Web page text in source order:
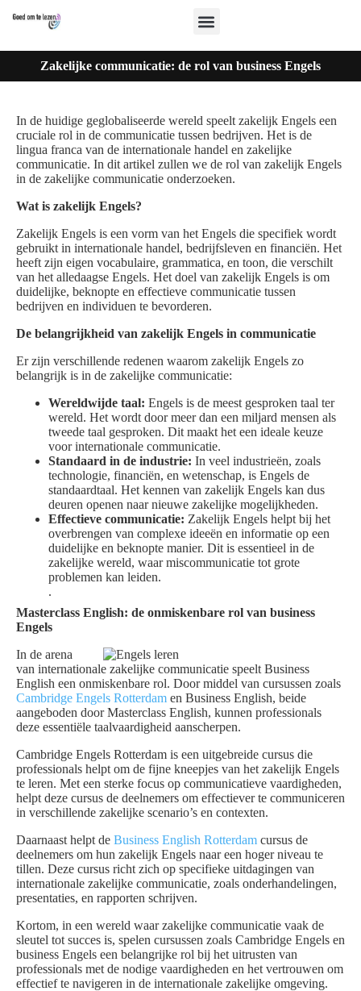
Zakelijke communicatie: de rol van business Engels
In de huidige geglobaliseerde wereld speelt zakelijk Engels een
cruciale rol in de communicatie tussen bedrijven. Het is de
lingua franca van de internationale handel en zakelijke
communicatie. In dit artikel zullen we de rol van zakelijk Engels
in de zakelijke communicatie onderzoeken.
Wat is zakelijk Engels?
Zakelijk Engels is een vorm van het Engels die specifiek wordt
gebruikt in internationale handel, bedrijfsleven en financiën. Het
heeft zijn eigen vocabulaire, grammatica, en toon, die verschilt
van het alledaagse Engels. Het doel van zakelijk Engels is om
duidelijke, beknopte en effectieve communicatie tussen
bedrijven en individuen te bevorderen.
De belangrijkheid van zakelijk Engels in communicatie
Er zijn verschillende redenen waarom zakelijk Engels zo
belangrijk is in de zakelijke communicatie:
Wereldwijde taal: Engels is de meest gesproken taal ter
wereld. Het wordt door meer dan een miljard mensen als
tweede taal gesproken. Dit maakt het een ideale keuze
voor internationale communicatie.
Standaard in de industrie: In veel industrieën, zoals
technologie, financiën, en wetenschap, is Engels de
standaardtaal. Het kennen van zakelijk Engels kan dus
deuren openen naar nieuwe zakelijke mogelijkheden.
Effectieve communicatie: Zakelijk Engels helpt bij het
overbrengen van complexe ideeën en informatie op een
duidelijke en beknopte manier. Dit is essentieel in de
zakelijke wereld, waar miscommunicatie tot grote
problemen kan leiden.
.
Masterclass English: de onmiskenbare rol van business
Engels
In de arena
van internationale zakelijke communicatie speelt Business
English een onmiskenbare rol. Door middel van cursussen zoals
Cambridge Engels Rotterdam en Business English, beide
aangeboden door Masterclass English, kunnen professionals
deze essentiële taalvaardigheid aanscherpen.
Cambridge Engels Rotterdam is een uitgebreide cursus die
professionals helpt om de fijne kneepjes van het zakelijk Engels
te leren. Met een sterke focus op communicatieve vaardigheden,
helpt deze cursus de deelnemers om effectiever te communiceren
in verschillende zakelijke scenario’s en contexten.
Daarnaast helpt de Business English Rotterdam cursus de
deelnemers om hun zakelijk Engels naar een hoger niveau te
tillen. Deze cursus richt zich op specifieke uitdagingen van
internationale zakelijke communicatie, zoals onderhandelingen,
presentaties, en rapporten schrijven.
Kortom, in een wereld waar zakelijke communicatie vaak de
sleutel tot succes is, spelen cursussen zoals Cambridge Engels en
business Engels een belangrijke rol bij het uitrusten van
professionals met de nodige vaardigheden en het vertrouwen om
effectief te navigeren in de internationale zakelijke omgeving.